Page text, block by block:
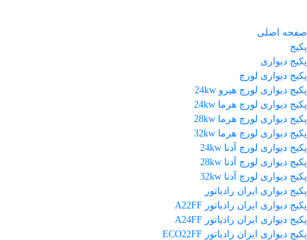
صفحه اصلی
پکیج
پکیج دیواری
پکیج دیواری لورچ
پکیج دیواری لورچ هیرو 24kw
پکیج دیواری لورچ هرما 24kw
پکیج دیواری لورچ هرما 28kw
پکیج دیواری لورچ هرما 32kw
پکیج دیواری لورچ آدنا 24kw
پکیج دیواری لورچ آدنا 28kw
پکیج دیواری لورچ آدنا 32kw
پکیج دیواری ایران رادیاتور
پکیج دیواری ایران رادیاتور A22FF
پکیج دیواری ایران رادیاتور A24FF
پکیج دیواری ایران رادیاتور ECO22FF